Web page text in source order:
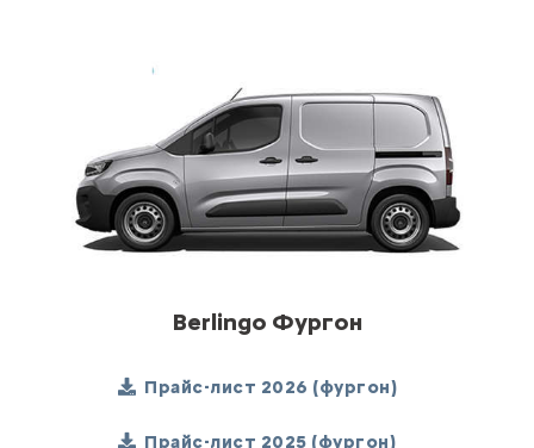
Berlingo Фургон
Прайс-лист 2026 (фургон)
Прайс-лист 2025 (фургон)